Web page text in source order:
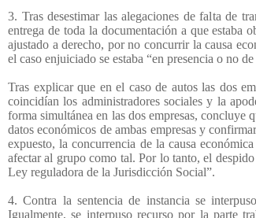
3. Tras desestimar las alegaciones de falta de
entrega de toda la documentación a que estaba
ajustado a derecho, por no concurrir la causa
el caso enjuiciado se estaba “en presencia o no
Tras explicar que en el caso de autos las dos
coincidían los administradores sociales y la
forma simultánea en las dos empresas, concluye
datos económicos de ambas empresas y
expuesto, la concurrencia de la causa
afectar al grupo como tal. Por lo tanto, el
Ley reguladora de la Jurisdicción Social”.
4. Contra la sentencia de instancia se
Igualmente, se interpuso recurso por la parte